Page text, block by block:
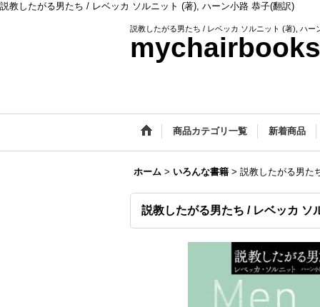
説教したがる男たち / レベッカ ソルニット (著), ハーン小路 恭子(翻訳)
説教したがる男たち / レベッカ ソルニット (著), ハー
mychairbooks
商品カテゴリ一覧 新着商品
ホーム > いろんな書籍 > 説教したがる男た
説教したがる男たち / レベッカ ソ